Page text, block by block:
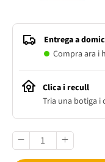
Entrega a
Compra ara i
Clica i recull
Tria una botiga i